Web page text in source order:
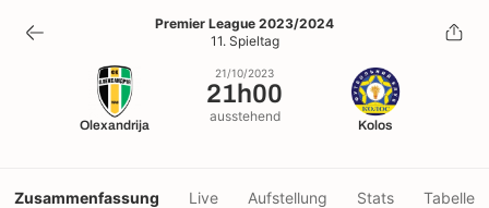
21h00
21/10/2023
Premier League 2023/2024
11. Spieltag
Olexandrija
21/10/2023
21h00
ausstehend
Kolos
Zusammenfassung Live Aufstellung Stats Tabelle